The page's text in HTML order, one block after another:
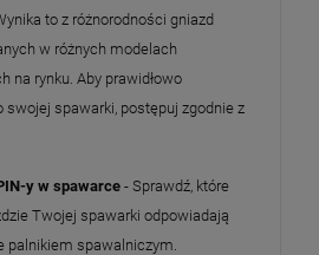
to z różnorodności gniazd
w różnych modelach
na rynku. Aby prawidłowo
swojej spawarki, postępuj zgodnie z
y w spawarce - Sprawdź, które
Twojej spawarki odpowiadają
palnikiem spawalniczym.